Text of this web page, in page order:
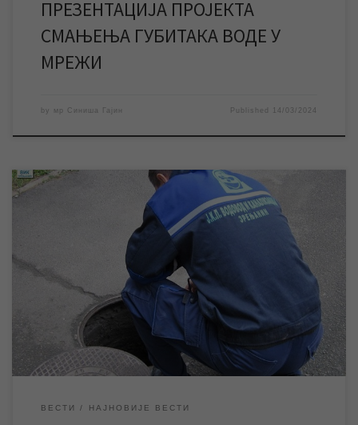
ПРЕЗЕНТАЦИЈА ПРОЈЕКТА
СМАЊЕЊА ГУБИТАКА ВОДЕ У
МРЕЖИ
by мр Синиша Гајин Published 14/03/2024
Прво овогодишње редовно очитавање водомера за
кориснике који живе у објектима индивидуалног становања у
Зрењанину и 7 насељених места почело је 11. марта. Екипе
ЈКП „Водовод и канализација“ су на терену сваког радног дана
од 8 до 14 часова. Према одлуци Скупштине Града Зрењанина,
водомери се физичким лицима који живе […]
ВЕСТИ НАЈНОВИЈЕ ВЕСТИ